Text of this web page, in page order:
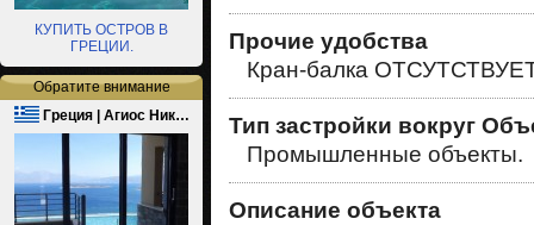
КУПИТЬ ОСТРОВ В
ГРЕЦИИ.
Обратите внимание
Греция | Агиос Ник…
Прочие удобства
Кран-балка
Тип застройки вокруг
Промышленные объекты.
Описание объекта